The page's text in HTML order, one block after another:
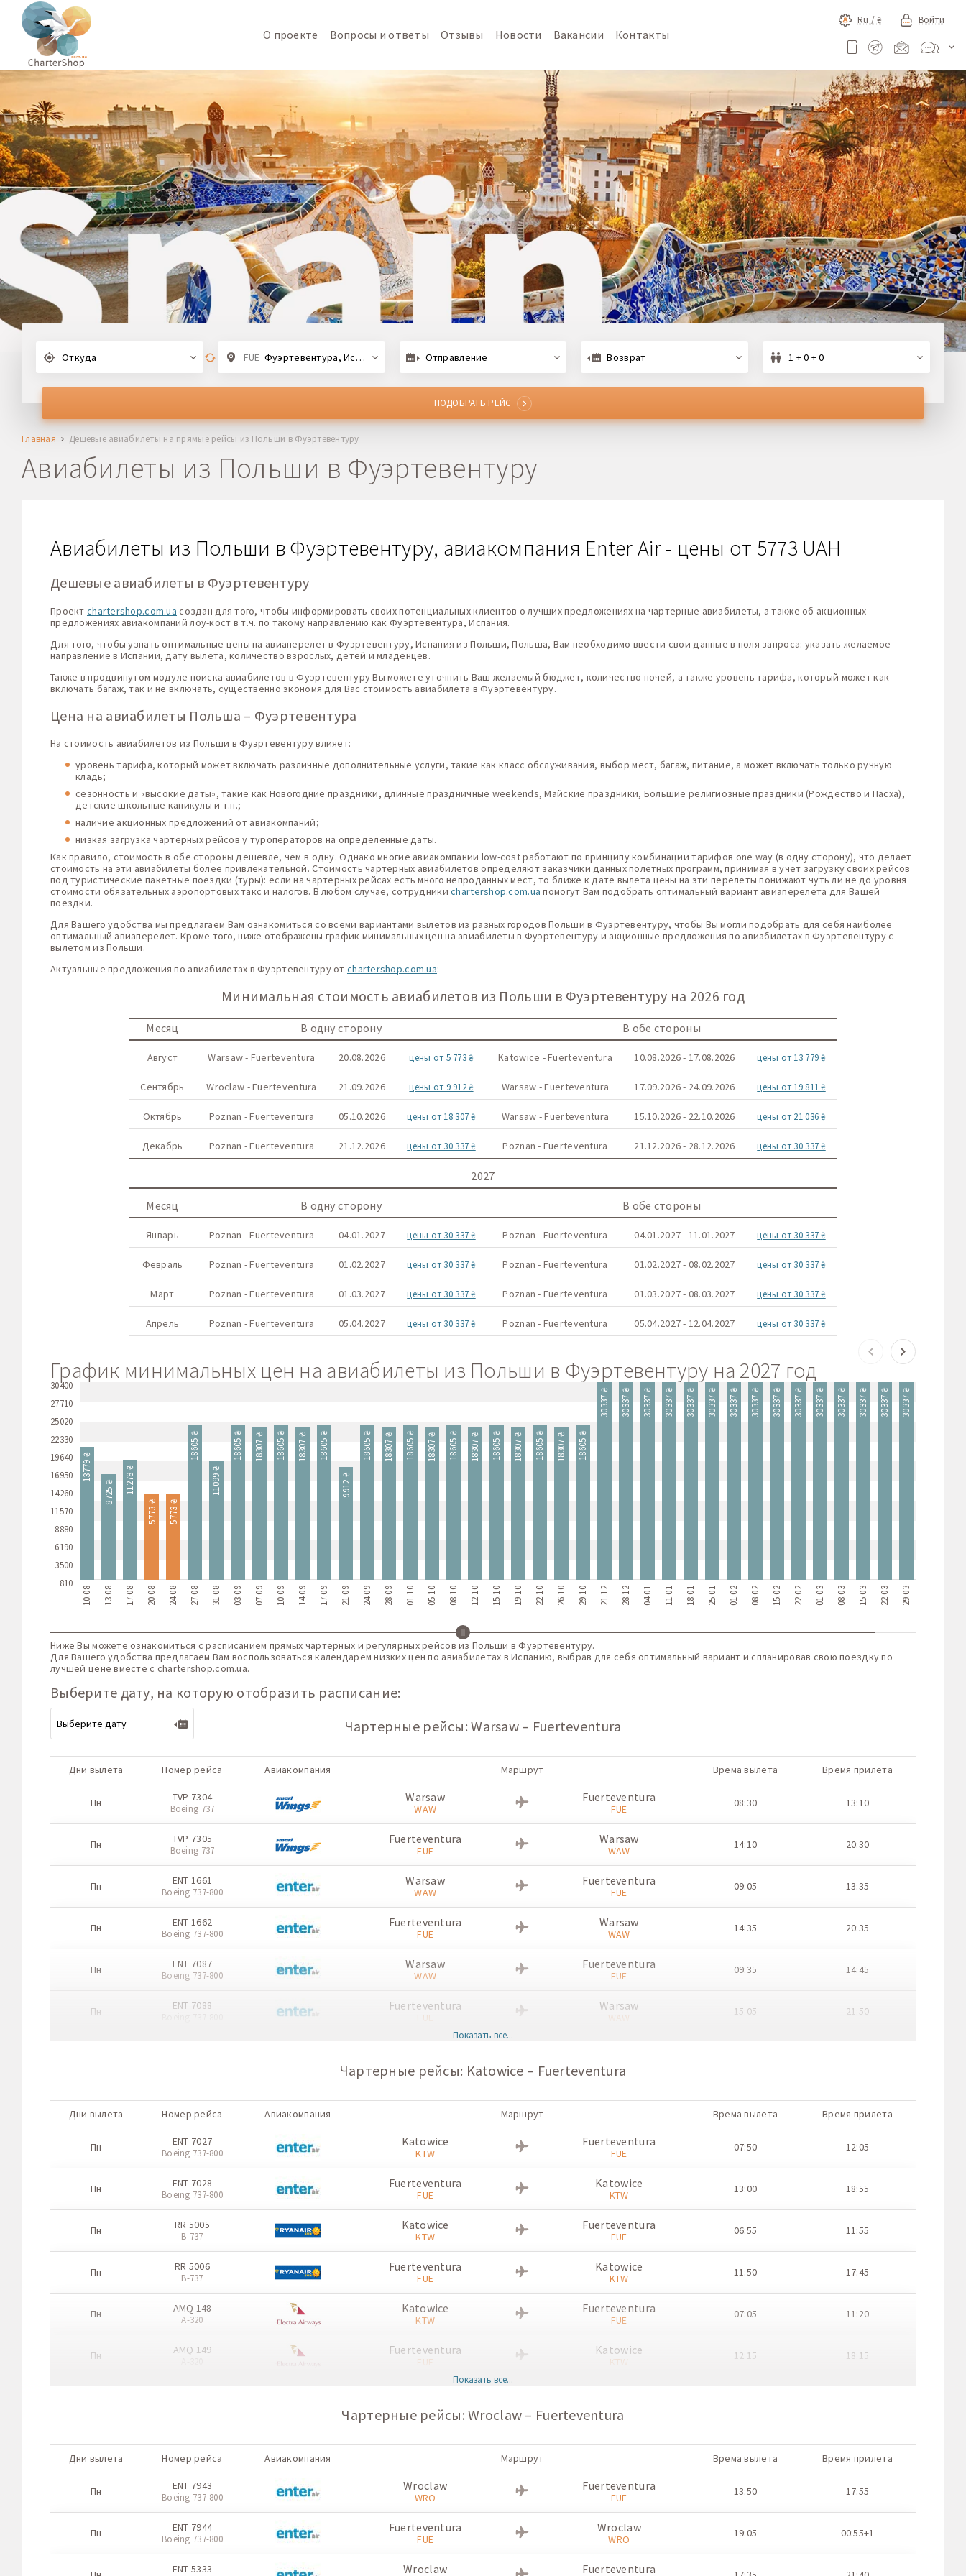
О проекте Вопросы и ответы Отзывы Новости Вакансии Контакты
Ru /₴ Войти
Откуда FUE Фуэртевентура, Испания Отправление Возврат 1 + 0 + 0
ПОДОБРАТЬ РЕЙС
Главная Дешевые авиабилеты на прямые рейсы из Польши в Фуэртевентуру
Авиабилеты из Польши в Фуэртевентуру
Авиабилеты из Польши в Фуэртевентуру, авиакомпания Enter Air - цены от 5773 UAH
Дешевые авиабилеты в Фуэртевентуру
Проект chartershop.com.ua создан для того, чтобы информировать своих потенциальных клиентов о лучших предложениях на чартерные авиабилеты, а также об акционных
предложениях авиакомпаний лоу-кост в т.ч. по такому направлению как Фуэртевентура, Испания.
Для того, чтобы узнать оптимальные цены на авиаперелет в Фуэртевентуру, Испания из Польши, Польша, Вам необходимо ввести свои данные в поля запроса: указать желаемое
направление в Испании, дату вылета, количество взрослых, детей и младенцев.
Также в продвинутом модуле поиска авиабилетов в Фуэртевентуру Вы можете уточнить Ваш желаемый бюджет, количество ночей, а также уровень тарифа, который может как
включать багаж, так и не включать, существенно экономя для Вас стоимость авиабилета в Фуэртевентуру.
Цена на авиабилеты Польша – Фуэртевентура
На стоимость авиабилетов из Польши в Фуэртевентуру влияет:
уровень тарифа, который может включать различные дополнительные услуги, такие как класс обслуживания, выбор мест, багаж, питание, а может включать только ручную
кладь;
сезонность и «высокие даты», такие как Новогодние праздники, длинные праздничные weekends, Майские праздники, Большие религиозные праздники (Рождество и Пасха),
детские школьные каникулы и т.п.;
наличие акционных предложений от авиакомпаний;
низкая загрузка чартерных рейсов у туроператоров на определенные даты.
Как правило, стоимость в обе стороны дешевле, чем в одну. Однако многие авиакомпании low-cost работают по принципу комбинации тарифов one way (в одну сторону), что делает
стоимость на эти авиабилеты более привлекательной. Стоимость чартерных авиабилетов определяют заказчики данных полетных программ, принимая в учет загрузку своих рейсов
под туристические пакетные поездки (туры): если на чартерных рейсах есть много непроданных мест, то ближе к дате вылета цены на эти перелеты понижают чуть ли не до уровня
стоимости обязательных аэропортовых такс и налогов. В любом случае, сотрудникиchartershop.com.ua помогут Вам подобрать оптимальный вариант авиаперелета для Вашей
поездки.
Для Вашего удобства мы предлагаем Вам ознакомиться со всеми вариантами вылетов из разных городов Польши в Фуэртевентуру, чтобы Вы могли подобрать для себя наиболее
оптимальный авиаперелет. Кроме того, ниже отображены график минимальных цен на авиабилеты в Фуэртевентуру и акционные предложения по авиабилетах в Фуэртевентуру с
вылетом из Польши.
Актуальные предложения по авиабилетах в Фуэртевентуру от chartershop.com.ua:
Минимальная стоимость авиабилетов из Польши в Фуэртевентуру на 2026 год
Месяц В одну сторону В обе стороны
Август Warsaw - Fuerteventura 20.08.2026 цены от 5 773 ₴ Katowice - Fuerteventura 10.08.2026 - 17.08.2026 цены от 13 779 ₴
Сентябрь Wroclaw - Fuerteventura 21.09.2026 цены от 9 912 ₴ Warsaw - Fuerteventura 17.09.2026 - 24.09.2026 цены от 19 811 ₴
Октябрь Poznan - Fuerteventura 05.10.2026 цены от 18 307 ₴ Warsaw - Fuerteventura 15.10.2026 - 22.10.2026 цены от 21 036 ₴
Декабрь Poznan - Fuerteventura 21.12.2026 цены от 30 337 ₴ Poznan - Fuerteventura 21.12.2026 - 28.12.2026 цены от 30 337 ₴
2027
Месяц В одну сторону В обе стороны
Январь Poznan - Fuerteventura 04.01.2027 цены от 30 337 ₴ Poznan - Fuerteventura 04.01.2027 - 11.01.2027 цены от 30 337 ₴
Февраль Poznan - Fuerteventura 01.02.2027 цены от 30 337 ₴ Poznan - Fuerteventura 01.02.2027 - 08.02.2027 цены от 30 337 ₴
Март Poznan - Fuerteventura 01.03.2027 цены от 30 337 ₴ Poznan - Fuerteventura 01.03.2027 - 08.03.2027 цены от 30 337 ₴
Апрель Poznan - Fuerteventura 05.04.2027 цены от 30 337 ₴ Poznan - Fuerteventura 05.04.2027 - 12.04.2027 цены от 30 337 ₴
График минимальных цен на авиабилеты из Польши в Фуэртевентуру на 2027 год
30400
27710
25020
22330
19640
16950
14260
11570
8880
6190
3500
810
13779 ₴
10.08
8725 ₴
13.08
11278 ₴
17.08
5773 ₴
20.08
5773 ₴
24.08
18605 ₴
27.08
11099 ₴
31.08
18605 ₴
03.09
18307 ₴
07.09
18605 ₴
10.09
18307 ₴
14.09
18605 ₴
17.09
9912 ₴
21.09
18605 ₴
24.09
18307 ₴
28.09
18605 ₴
01.10
18307 ₴
05.10
18605 ₴
08.10
18307 ₴
12.10
18605 ₴
15.10
18307 ₴
19.10
18605 ₴
22.10
18307 ₴
26.10
18605 ₴
29.10
30337 ₴
21.12
30337 ₴
28.12
30337 ₴
04.01
30337 ₴
11.01
30337 ₴
18.01
30337 ₴
25.01
30337 ₴
01.02
30337 ₴
08.02
30337 ₴
15.02
30337 ₴
22.02
30337 ₴
01.03
30337 ₴
08.03
30337 ₴
15.03
30337 ₴
22.03
30337 ₴
29.03
Ниже Вы можете ознакомиться с расписанием прямых чартерных и регулярных рейсов из Польши в Фуэртевентуру.
Для Вашего удобства предлагаем Вам воспользоваться календарем низких цен по авиабилетах в Испанию, выбрав для себя оптимальный вариант и спланировав свою поездку по
лучшей цене вместе с chartershop.com.ua.
Выберите дату, на которую отобразить расписание:
Чартерные рейсы: Warsaw – Fuerteventura
Дни вылета Номер рейса Авиакомпания Маршрут Врема вылета Время прилета
Пн TVP 7304
Boeing 737
Warsaw
WAW
Fuerteventura
FUE 08:30 13:10
Пн TVP 7305
Boeing 737
Fuerteventura
FUE
Warsaw
WAW 14:10 20:30
Пн ENT 1661
Boeing 737-800
Warsaw
WAW
Fuerteventura
FUE 09:05 13:35
Пн ENT 1662
Boeing 737-800
Fuerteventura
FUE
Warsaw
WAW 14:35 20:35
Пн ENT 7087
Boeing 737-800
Warsaw
WAW
Fuerteventura
FUE 09:35 14:45
Пн ENT 7088 Fuerteventura
FUE
Warsaw
WAW 15:05 21:50
Boeing 737-800 FUE WAW
Boeing 737-800 WAW FUE
TVP 7305
Boeing 737-800
Fuerteventura
FUE
Warsaw
WAW
Показать все...
Чартерные рейсы: Katowice – Fuerteventura
Дни вылета Номер рейса Авиакомпания Маршрут Врема вылета Время прилета
Пн ENT 7027
Boeing 737-800
Katowice
KTW
Fuerteventura
FUE 07:50 12:05
Пн ENT 7028
Boeing 737-800
Fuerteventura
FUE
Katowice
KTW 13:00 18:55
Пн RR 5005
B-737
Katowice
KTW
Fuerteventura
FUE 06:55 11:55
Пн RR 5006
B-737
Fuerteventura
FUE
Katowice
KTW 11:50 17:45
Пн AMQ 148
A-320
Katowice
KTW
Fuerteventura
FUE 07:05 11:20
Пн AMQ 149 Fuerteventura
FUE
Katowice
KTW 12:15 18:15
Boeing 737-800 FUE KTW
Boeing 737-800 KTW FUE
ENT 7110
Boeing 737-800
Fuerteventura
FUE
Katowice
KTW
AMQ 448
A-320
Katowice
KTW
Fuerteventura
FUE
Показать все...
Чартерные рейсы: Wroclaw – Fuerteventura
Дни вылета Номер рейса Авиакомпания Маршрут Врема вылета Время прилета
Пн ENT 7943
Boeing 737-800
Wroclaw
WRO
Fuerteventura
FUE 13:50 17:55
Пн ENT 7944
Boeing 737-800
Fuerteventura
FUE
Wroclaw
WRO 19:05 00:55+1
ENT 5333 Wroclaw Fuerteventura